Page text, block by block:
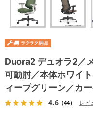
Duora2 デュオラ2／
可動肘／本体ホワイ
ィープグリーン／カ
4.6（44） レビ